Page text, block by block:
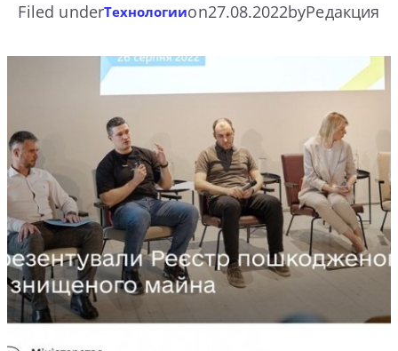
Filed underТехнологииon27.08.2022byРедакция